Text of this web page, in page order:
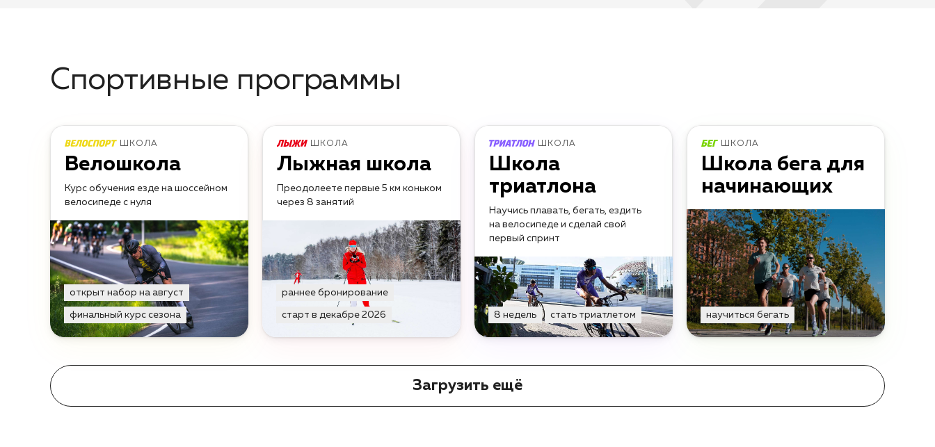
Спортивные программы
ШКОЛА
Велошкола
Курс обучения езде на шоссейном
велосипеде с нуля
открыт набор на август
финальный курс сезона
ШКОЛА
Лыжная школа
Преодолеете первые 5 км коньком
через 8 занятий
раннее бронирование
старт в декабре 2026
ШКОЛА
Школа
триатлона
Научись плавать, бегать, ездить
на велосипеде и сделай свой
первый спринт
8 недель стать триатлетом
ШКОЛА
Школа бега для
начинающих
научиться бегать
Загрузить ещё